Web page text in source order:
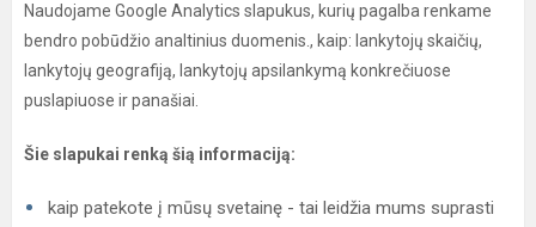
Naudojame Google Analytics slapukus, kurių pagalba renkame
bendro pobūdžio analtinius duomenis., kaip: lankytojų skaičių,
lankytojų geografiją, lankytojų apsilankymą konkrečiuose
puslapiuose ir panašiai.
Šie slapukai renką šią informaciją:
kaip patekote į mūsų svetainę - tai leidžia mums suprasti